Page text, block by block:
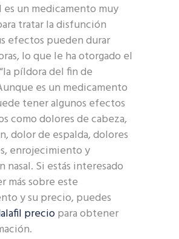
es un medicamento muy
tratar la disfunción
efectos pueden durar
lo que le ha otorgado el
píldora del fin de
es un medicamento
tener algunos efectos
como dolores de cabeza,
dolor de espalda, dolores
enrojecimiento y
nasal. Si estás interesado
más sobre este
y su precio, puedes
preciopara obtener